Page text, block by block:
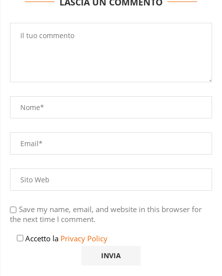
Save my name, email, and website in this browser for
the next time I comment.
Accetto la Privacy Policy